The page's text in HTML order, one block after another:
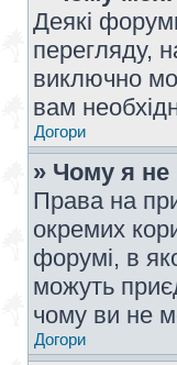
Деякі
перегляду,
виключно
вам
Догори
» Чому я
Права на
окремих
форумі, в
можуть
чому ви не
Догори